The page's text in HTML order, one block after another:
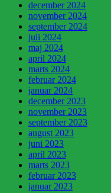
december 2024
november 2024
september 2024
juli 2024
maj 2024
april 2024
marts 2024
februar 2024
januar 2024
december 2023
november 2023
september 2023
august 2023
juni 2023
april 2023
marts 2023
februar 2023
januar 2023